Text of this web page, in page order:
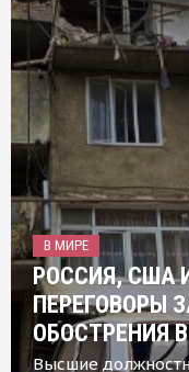
В МИРЕ
РОССИЯ, США
ПЕРЕГОВОРЫ
ОБОСТРЕНИЯ
Высшие